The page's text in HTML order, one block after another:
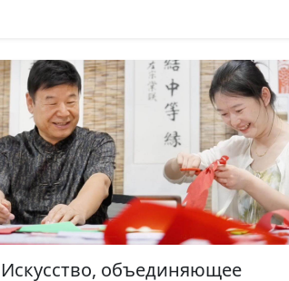
Искусство, объединяющее